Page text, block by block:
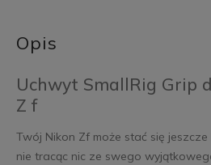
Opis
Uchwyt SmallRig Grip
Z f
Twój Nikon Zf może stać się
nie tracąc nic ze swego